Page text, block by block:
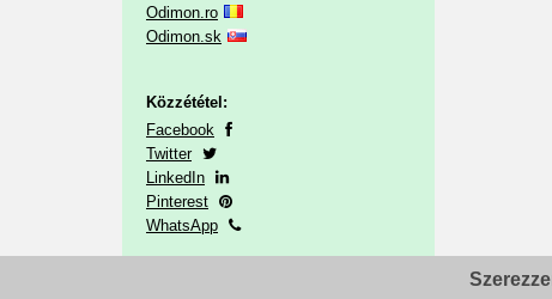
Odimon.ro
Odimon.sk
Közzététel:
Facebook
Twitter
LinkedIn
Pinterest
WhatsApp